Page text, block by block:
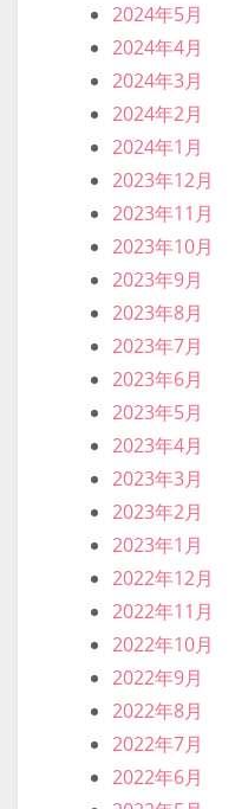
2024年5月
2024年4月
2024年3月
2024年2月
2024年1月
2023年12月
2023年11月
2023年10月
2023年9月
2023年8月
2023年7月
2023年6月
2023年5月
2023年4月
2023年3月
2023年2月
2023年1月
2022年12月
2022年11月
2022年10月
2022年9月
2022年8月
2022年7月
2022年6月